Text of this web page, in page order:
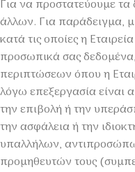
Για να προστατεύουμε τα
άλλων. Για παράδειγμα,
κατά τις οποίες η
προσωπικά σας
περιπτώσεων όπου η
λόγω επεξεργασία είναι
την επιβολή ή την
την ασφάλεια ή την
υπαλλήλων,
προμηθευτών τους